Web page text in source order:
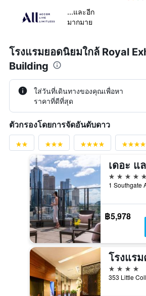
...และอีก
มากมาย
โรงแรมยอดนิยมใกล้ Royal
Building
ใส่วันที่เดินทางของคุณเพื่อหา
ราคาที่ดีที่สุด
ตัวกรองโดยการจัดอันดับดาว
5 ดาว
฿5,978
4 ดาว